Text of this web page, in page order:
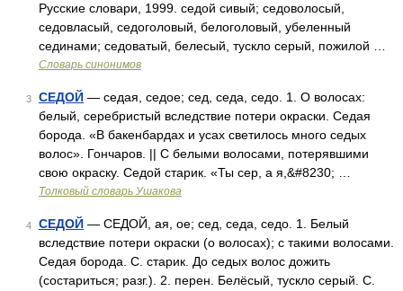
Русские словари, 1999. седой сивый; седоволосый,
седовласый, седоголовый, белоголовый, убеленный
сединами; седоватый, белесый, тускло серый, пожилой …
Словарь синонимов
3 СЕДОЙ — седая, седое; сед, седа, седо. 1. О волосах:
белый, серебристый вследствие потери окраски. Седая
борода. «В бакенбардах и усах светилось много седых
волос». Гончаров. || С белыми волосами, потерявшими
свою окраску. Седой старик. «Ты сер, а я,&#8230; …
Толковый словарь Ушакова
4 СЕДОЙ — СЕДОЙ, ая, ое; сед, седа, седо. 1. Белый
вследствие потери окраски (о волосах); с такими волосами.
Седая борода. С. старик. До седых волос дожить
(состариться; разг.). 2. перен. Белёсый, тускло серый. С.